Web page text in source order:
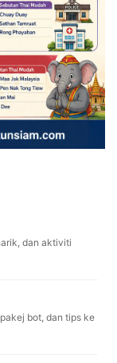
dan aktiviti
bot, dan tips ke